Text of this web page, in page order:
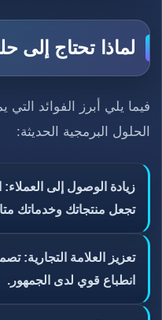
لماذا تحتاج إلى
فيما يلي أبرز الفوائد
الحلول البرمجية الحديثة:
زيادة الوصول إلى العملاء:
تجعل منتجاتك وخدماتك
تعزيز العلامة التجارية:
انطباع قوي لدى الجمهور.